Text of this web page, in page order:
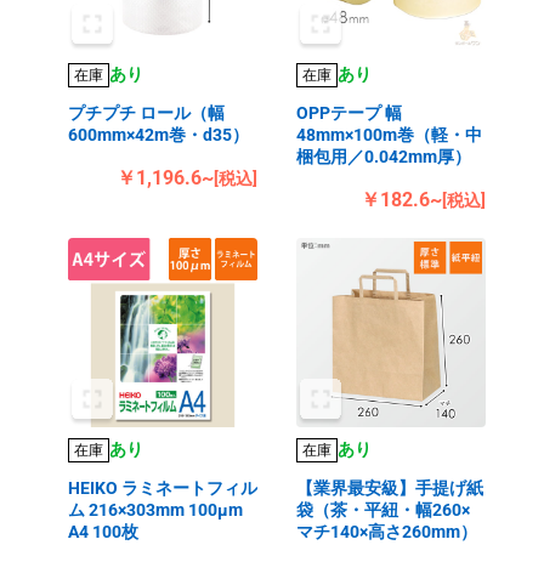
在庫 あり
プチプチ ロール（幅
600mm×42m巻・d35）
￥1,196.6~[税込]
在庫 あり
OPPテープ 幅
48mm×100m巻（軽・中
梱包用／0.042mm厚）
￥182.6~[税込]
在庫 あり
HEIKO ラミネートフィル
ム 216×303mm 100μm
A4 100枚
在庫 あり
【業界最安級】手提げ紙
袋（茶・平紐・幅260×
マチ140×高さ260mm）